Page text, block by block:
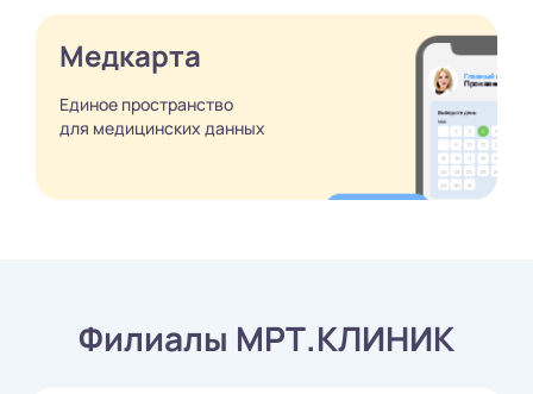
Медкарта
Единое пространство
для медицинских данных
Филиалы МРТ.КЛИНИК